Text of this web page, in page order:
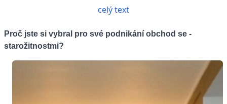
celý text
Proč jste si vybral pro své podnikání obchod se ­
starožitnostmi?